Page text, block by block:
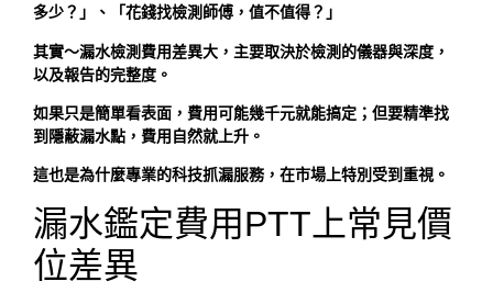
多少？」、「花錢找檢測師傅，值不值得？」
其實～漏水檢測費用差異大，主要取決於檢測的儀器與深度，
以及報告的完整度。
如果只是簡單看表面，費用可能幾千元就能搞定；但要精準找
到隱蔽漏水點，費用自然就上升。
這也是為什麼專業的科技抓漏服務，在市場上特別受到重視。
漏水鑑定費用PTT上常見價
位差異